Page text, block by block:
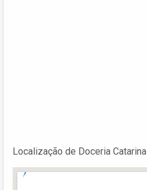
Localização de Doceria Catarina